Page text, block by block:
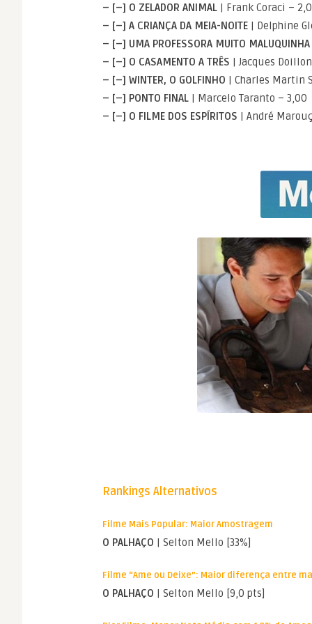
– [–] O ZELADOR ANIMAL | Frank Coraci –
– [–] A CRIANÇA DA MEIA-NOITE | Delphine
– [–] UMA PROFESSORA MUITO MALUQUINHA
– [–] O CASAMENTO A TRÊS | Jacques
– [–] WINTER, O GOLFINHO | Charles Martin
– [–] PONTO FINAL | Marcelo Taranto – 3,00
– [–] O FILME DOS ESPÍRITOS | André
Rankings Alternativos
Filme Mais Popular: Maior Amostragem
O PALHAÇO | Selton Mello [33%]
Filme “Ame ou Deixe”: Maior diferença entre
O PALHAÇO | Selton Mello [9,0 pts]